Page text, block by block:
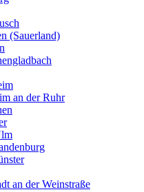
(Sauerland)
an der Ruhr
an der Weinstraße